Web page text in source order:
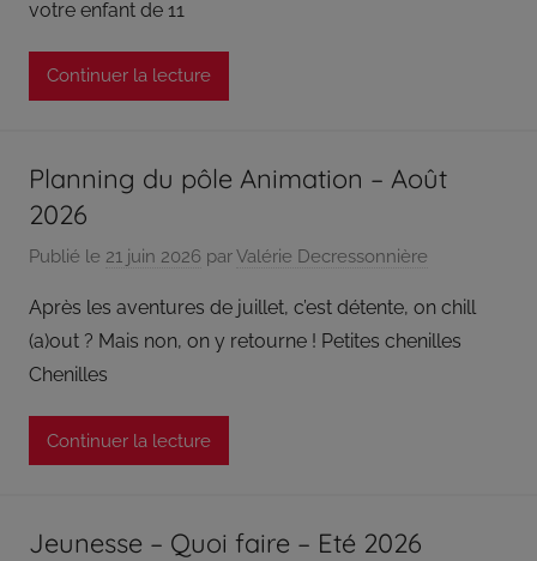
votre enfant de 11
Continuer la lecture
Planning du pôle Animation – Août
2026
Publié le 21 juin 2026 parValérie Decressonnière
Après les aventures de juillet, c’est détente, on chill
(a)out ? Mais non, on y retourne ! Petites chenilles
Chenilles
Continuer la lecture
Jeunesse – Quoi faire – Eté 2026